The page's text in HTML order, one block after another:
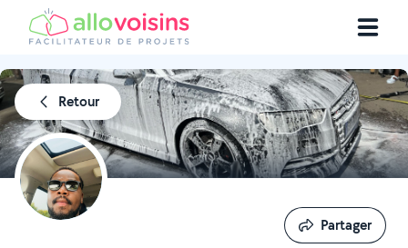
Retour
Partager
Partager